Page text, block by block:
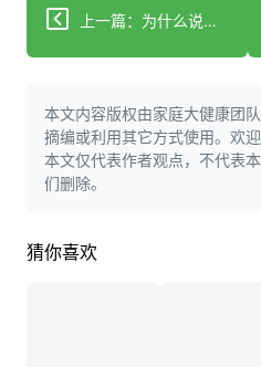
上一篇：为什么说冬季要养肾？冬季养肾的小知识有哪些？
本文内容版权由家庭大健康团
摘编或利用其它方式使用。欢迎
本文仅代表作者观点，不代表
们删除。
猜你喜欢